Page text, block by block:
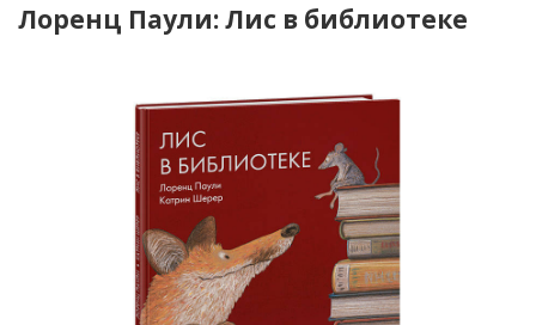
Лоренц Паули: Лис в библиотеке